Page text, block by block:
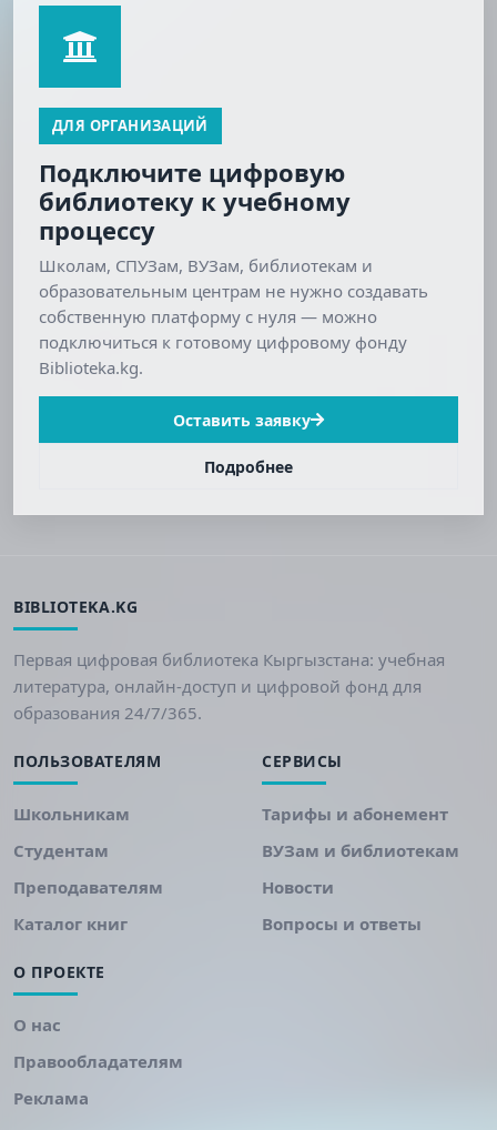
ДЛЯ ОРГАНИЗАЦИЙ
Подключите цифровую
библиотеку к учебному
процессу
Школам, СПУЗам, ВУЗам, библиотекам и
образовательным центрам не нужно создавать
собственную платформу с нуля — можно
подключиться к готовому цифровому фонду
Biblioteka.kg.
Оставить заявку
Подробнее
BIBLIOTEKA.KG
Первая цифровая библиотека Кыргызстана: учебная
литература, онлайн-доступ и цифровой фонд для
образования 24/7/365.
ПОЛЬЗОВАТЕЛЯМ
Школьникам
Студентам
Преподавателям
Каталог книг
СЕРВИСЫ
Тарифы и абонемент
ВУЗам и библиотекам
Новости
Вопросы и ответы
О ПРОЕКТЕ
О нас
Правообладателям
Реклама